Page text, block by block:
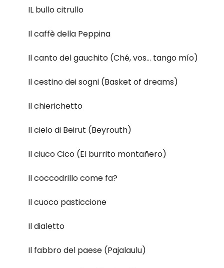
IL bullo citrullo
Il caffè della Peppina
Il canto del gauchito (Ché, vos... tango mío)
Il cestino dei sogni (Basket of dreams)
Il chierichetto
Il cielo di Beirut (Beyrouth)
Il ciuco Cico (El burrito montañero)
Il coccodrillo come fa?
Il cuoco pasticcione
Il dialetto
Il fabbro del paese (Pajalaulu)